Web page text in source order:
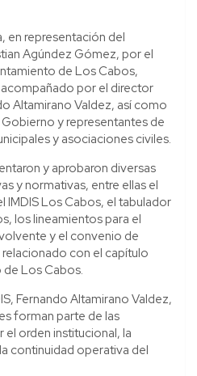
en representación del
Agúndez Gómez, por el
de Los Cabos,
por el director
Altamirano Valdez, así como
y representantes de
y asociaciones civiles.
y aprobaron diversas
y normativas, entre ellas el
IMDIS Los Cabos, el tabulador
los lineamientos para el
y el convenio de
con el capítulo
Los Cabos.
Fernando Altamirano Valdez,
forman parte de las
orden institucional, la
continuidad operativa del